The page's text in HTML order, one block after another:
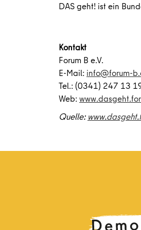
DAS geht! ist ein
Kontakt
Forum B e.V.
E-Mail: info@forum-
Tel.: (0341) 247 13
Web:
Quelle: